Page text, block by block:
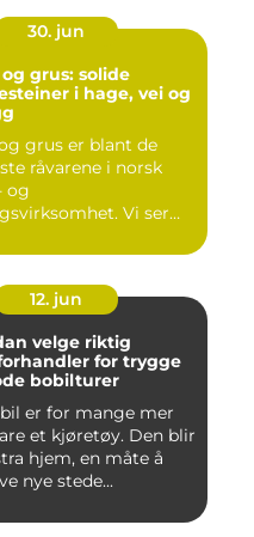
30. jun
grus: solide
i hage, vei og
grus er blant de
råvarene i norsk
og
Vi ser
12. jun
velge riktig
for trygge
bobilturer
er for mange mer
et kjøretøy. Den blir
hjem, en måte å
nye stede...